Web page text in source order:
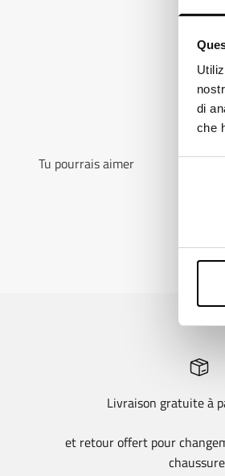
di
che
Tu pourrais aimer
Livraison gratuite à
et retour offert pour